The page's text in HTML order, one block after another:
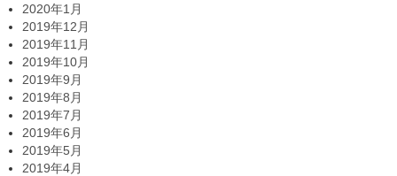
2020年1月
2019年12月
2019年11月
2019年10月
2019年9月
2019年8月
2019年7月
2019年6月
2019年5月
2019年4月